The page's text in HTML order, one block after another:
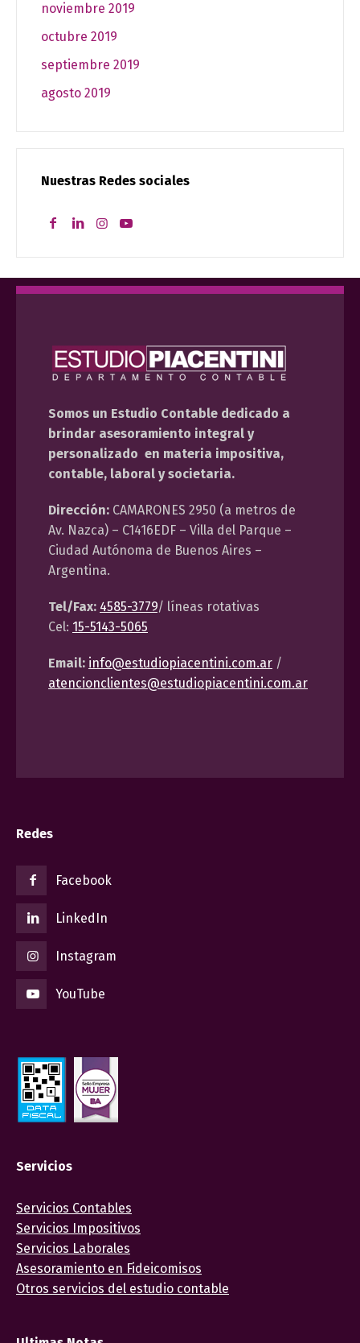
noviembre 2019
octubre 2019
septiembre 2019
agosto 2019
Nuestras Redes sociales
Somos un Estudio Contable dedicado a
brindar asesoramiento integral y
personalizado en materia impositiva,
contable, laboral y societaria.
Dirección: CAMARONES 2950 (a metros de
Av. Nazca) – C1416EDF – Villa del Parque –
Ciudad Autónoma de Buenos Aires –
Argentina.
Tel/Fax: 4585-3779/ líneas rotativas
Cel: 15-5143-5065
Email: info@estudiopiacentini.com.ar /
atencionclientes@estudiopiacentini.com.ar
Redes
Facebook
LinkedIn
Instagram
YouTube
Servicios
Servicios Contables
Servicios Impositivos
Servicios Laborales
Asesoramiento en Fideicomisos
Otros servicios del estudio contable